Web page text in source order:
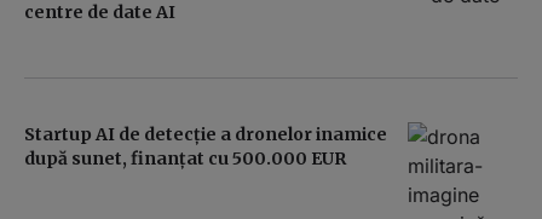
centre de date AI
Startup AI de detecție a dronelor inamice
după sunet, finanțat cu 500.000 EUR